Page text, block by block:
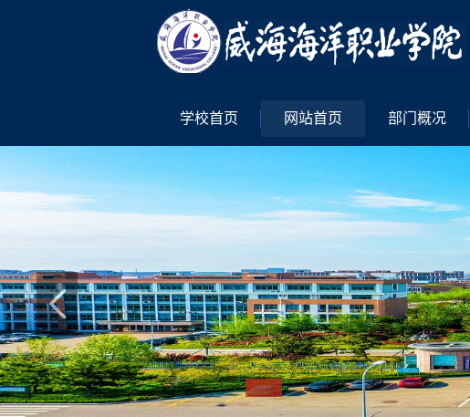
学校首页 网站首页 部门概况